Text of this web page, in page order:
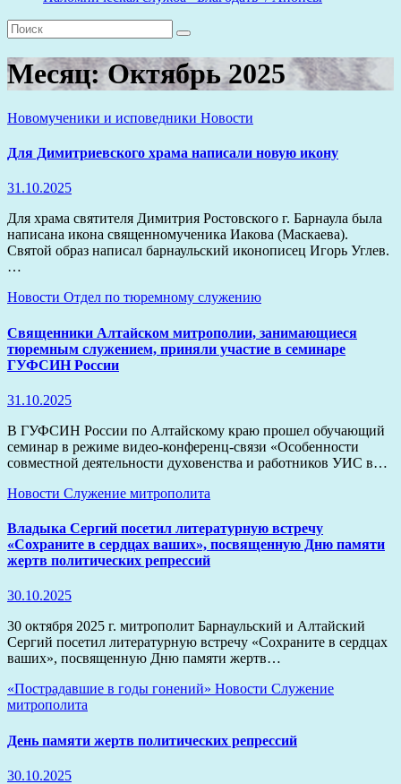
Месяц:Октябрь 2025
Новомученики и исповедники Новости
Для Димитриевского храма написали новую икону
31.10.2025
Для храма святителя Димитрия Ростовского г. Барнаула была
написана икона священномученика Иакова (Маскаева).
Святой образ написал барнаульский иконописец Игорь Углев.
…
Новости Отдел по тюремному служению
Священники Алтайском митрополии, занимающиеся
тюремным служением, приняли участие в семинаре
ГУФСИН России
31.10.2025
В ГУФСИН России по Алтайскому краю прошел обучающий
семинар в режиме видео-конференц-связи «Особенности
совместной деятельности духовенства и работников УИС в…
Новости Служение митрополита
Владыка Сергий посетил литературную встречу
«Сохраните в сердцах ваших», посвященную Дню памяти
жертв политических репрессий
30.10.2025
30 октября 2025 г. митрополит Барнаульский и Алтайский
Сергий посетил литературную встречу «Сохраните в сердцах
ваших», посвященную Дню памяти жертв…
«Пострадавшие в годы гонений» Новости Служение
митрополита
День памяти жертв политических репрессий
30.10.2025